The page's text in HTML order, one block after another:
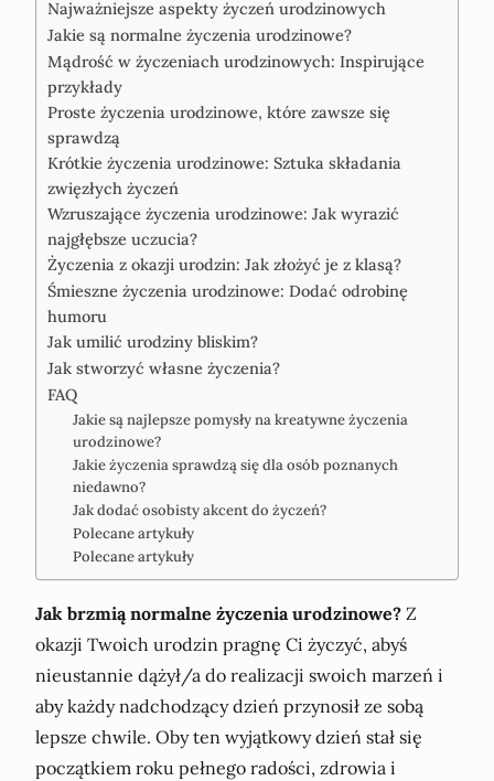
Najważniejsze aspekty życzeń urodzinowych
Jakie są normalne życzenia urodzinowe?
Mądrość w życzeniach urodzinowych: Inspirujące
przykłady
Proste życzenia urodzinowe, które zawsze się
sprawdzą
Krótkie życzenia urodzinowe: Sztuka składania
zwięzłych życzeń
Wzruszające życzenia urodzinowe: Jak wyrazić
najgłębsze uczucia?
Życzenia z okazji urodzin: Jak złożyć je z klasą?
Śmieszne życzenia urodzinowe: Dodać odrobinę
humoru
Jak umilić urodziny bliskim?
Jak stworzyć własne życzenia?
FAQ
Jakie są najlepsze pomysły na kreatywne życzenia
urodzinowe?
Jakie życzenia sprawdzą się dla osób poznanych
niedawno?
Jak dodać osobisty akcent do życzeń?
Polecane artykuły
Polecane artykuły
Jak brzmią normalne życzenia urodzinowe? Z
okazji Twoich urodzin pragnę Ci życzyć, abyś
nieustannie dążył/a do realizacji swoich marzeń i
aby każdy nadchodzący dzień przynosił ze sobą
lepsze chwile. Oby ten wyjątkowy dzień stał się
początkiem roku pełnego radości, zdrowia i